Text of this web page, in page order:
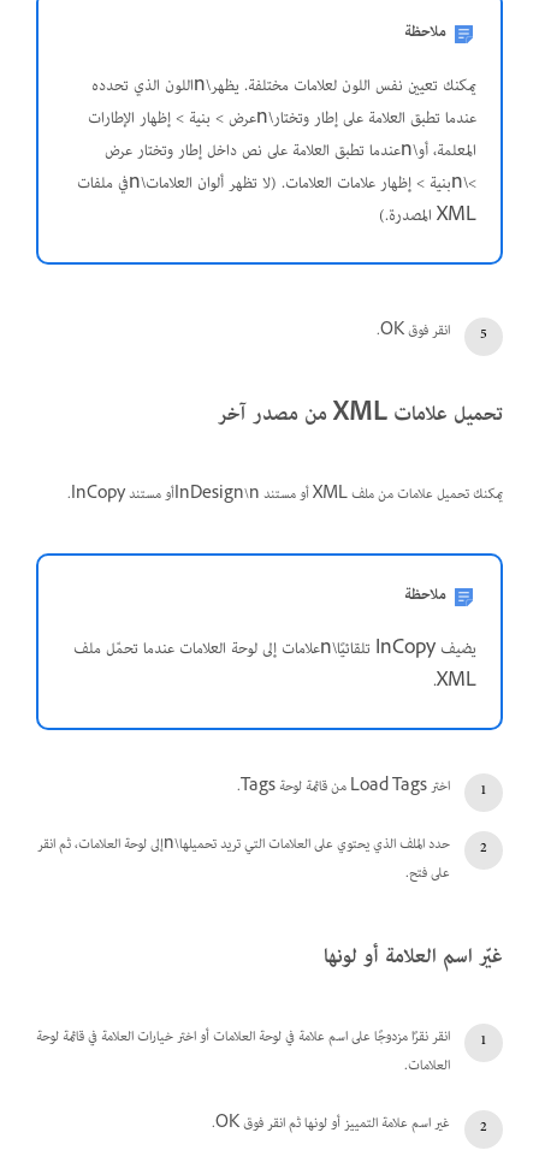
ملاحظة
يمكنك تعيين نفس اللون لعلامات مختلفة. يظهر\nاللون الذي تحدده
عندما تطبق العلامة على إطار وتختار\nعرض > بنية > إظهار الإطارات
المعلمة، أو\nعندما تطبق العلامة على نص داخل إطار وتختار عرض
>\nبنية > إظهار علامات العلامات. (لا تظهر ألوان العلامات\nفي ملفات
XML المصدرة.)
انقر فوق OK.
تحميل علامات XML من مصدر آخر
يمكنك تحميل علامات من ملف XML أو مستند InDesign\nأو مستند InCopy.
ملاحظة
يضيف InCopy تلقائيًا\nعلامات إلى لوحة العلامات عندما تحمّل ملف
XML.
اختر Load Tags من قائمة لوحة Tags.
حدد الملف الذي يحتوي على العلامات التي تريد تحميلها\nإلى لوحة العلامات، ثم انقر
على فتح.
غيّر اسم العلامة أو لونها
انقر نقرًا مزدوجًا على اسم علامة في لوحة العلامات أو اختر خيارات العلامة في قائمة لوحة
العلامات.
غير اسم علامة التمييز أو لونها ثم انقر فوق OK.